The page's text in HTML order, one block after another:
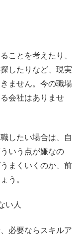
ことを考えたり、
したりなど、現実
ません。今の職場
会社はありませ
したい場合は、自
いう点が嫌なの
まくいくのか、前
う。
い人
必要ならスキルア